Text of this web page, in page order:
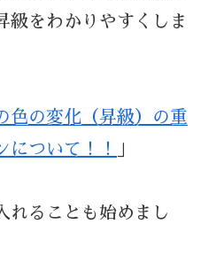
級をわかりやすくしま
色の変化（昇級）の重
について！！
」
れることも始めまし